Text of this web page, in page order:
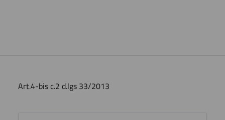
Art.4-bis c.2 d.lgs 33/2013